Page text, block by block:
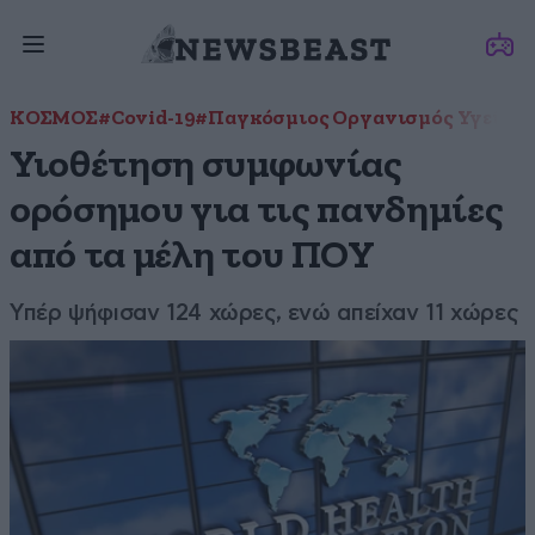
ΚΟΣΜΟΣ#Covid-19#Παγκόσμιος Οργανισμός Υγείας
Υιοθέτηση συμφωνίας
ορόσημου για τις πανδημίες
από τα μέλη του ΠΟΥ
Υπέρ ψήφισαν 124 χώρες, ενώ απείχαν 11 χώρες